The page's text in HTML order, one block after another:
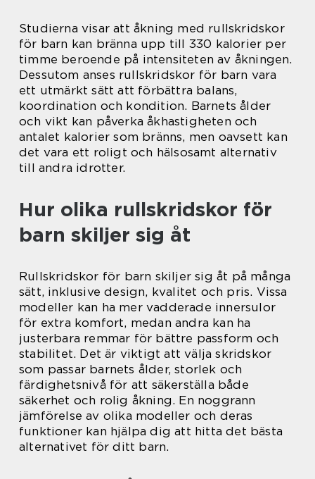
Studierna visar att åkning med rullskridskor
för barn kan bränna upp till 330 kalorier per
timme beroende på intensiteten av åkningen.
Dessutom anses rullskridskor för barn vara
ett utmärkt sätt att förbättra balans,
koordination och kondition. Barnets ålder
och vikt kan påverka åkhastigheten och
antalet kalorier som bränns, men oavsett kan
det vara ett roligt och hälsosamt alternativ
till andra idrotter.
Hur olika rullskridskor för
barn skiljer sig åt
Rullskridskor för barn skiljer sig åt på många
sätt, inklusive design, kvalitet och pris. Vissa
modeller kan ha mer vadderade innersulor
för extra komfort, medan andra kan ha
justerbara remmar för bättre passform och
stabilitet. Det är viktigt att välja skridskor
som passar barnets ålder, storlek och
färdighetsnivå för att säkerställa både
säkerhet och rolig åkning. En noggrann
jämförelse av olika modeller och deras
funktioner kan hjälpa dig att hitta det bästa
alternativet för ditt barn.